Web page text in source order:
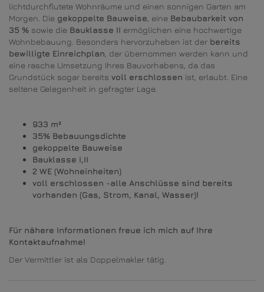
lichtdurchflutete Wohnräume und einen sonnigen Garten am
Morgen. Die gekoppelte Bauweise , eine Bebaubarkeit von
35 % sowie die Bauklasse II ermöglichen eine hochwertige
Wohnbebauung. Besonders hervorzuheben ist der bereits
bewilligte Einreichplan , der übernommen werden kann und
eine rasche Umsetzung Ihres Bauvorhabens, da das
Grundstück sogar bereits voll erschlossen ist, erlaubt. Eine
seltene Gelegenheit in gefragter Lage.
933 m²
35% Bebauungsdichte
gekoppelte Bauweise
Bauklasse I,II
2 WE (Wohneinheiten)
voll erschlossen -alle Anschlüsse sind bereits
vorhanden (Gas, Strom, Kanal, Wasser)!
Für nähere Informationen freue ich mich auf Ihre
Kontaktaufnahme!
Der Vermittler ist als Doppelmakler tätig.